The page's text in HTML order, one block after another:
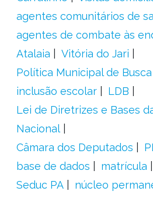
agentes comunitários de
agentes de combate às
Atalaia
Vitória do Jari
Política Municipal de
inclusão escolar
LDB
Lei de Diretrizes e Bases
Nacional
Câmara dos Deputados
base de dados
matrícula
Seduc PA
núcleo